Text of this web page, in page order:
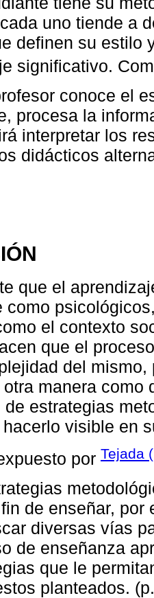
uno tiende a
definen su estilo
significativo.
conoce el
procesa la
interpretar los
didácticos
que el
como
el contexto
que el
del
manera como
de estrategias
visible en
por Tejada
de enseñar, por
diversas vías
de enseñanza
que le
planteados.